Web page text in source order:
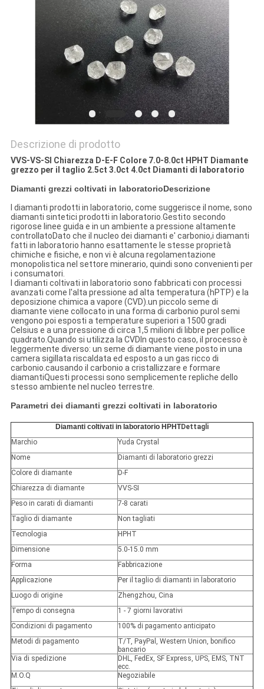
Descrizione di prodotto
VVS-VS-SI Chiarezza D-E-F Colore 7.0-8.0ct HPHT Diamante
grezzo per il taglio 2.5ct 3.0ct 4.0ct Diamanti di laboratorio
Diamanti grezzi coltivati in laboratorioDescrizione
I diamanti prodotti in laboratorio, come suggerisce il nome, sono
diamanti sintetici prodotti in laboratorio.Gestito secondo
rigorose linee guida e in un ambiente a pressione altamente
controllatoDato che il nucleo dei diamanti e' carbonio,i diamanti
fatti in laboratorio hanno esattamente le stesse proprietà
chimiche e fisiche, e non vi è alcuna regolamentazione
monopolistica nel settore minerario, quindi sono convenienti per
i consumatori.
I diamanti coltivati in laboratorio sono fabbricati con processi
avanzati come l'alta pressione ad alta temperatura (hPTP) e la
deposizione chimica a vapore (CVD).un piccolo seme di
diamante viene collocato in una forma di carbonio puroI semi
vengono poi esposti a temperature superiori a 1500 gradi
Celsius e a una pressione di circa 1,5 milioni di libbre per pollice
quadrato.Quando si utilizza la CVDIn questo caso, il processo è
leggermente diverso: un seme di diamante viene posto in una
camera sigillata riscaldata ed esposto a un gas ricco di
carbonio.causando il carbonio a cristallizzare e formare
diamantiQuesti processi sono semplicemente repliche dello
stesso ambiente nel nucleo terrestre.
Parametri dei diamanti grezzi coltivati in laboratorio
Diamanti coltivati in laboratorio HPHTDettagli
Marchio
Yuda Crystal
Nome
Diamanti di laboratorio grezzi
Colore di diamante
D-F
Chiarezza di diamante
VVS-SI
Peso in carati di diamanti
7-8 carati
Taglio di diamante
Non tagliati
Tecnologia
HPHT
Dimensione
5.0-15.0 mm
Forma
Fabbricazione
Applicazione
Per il taglio di diamanti in laboratorio
Luogo di origine
Zhengzhou, Cina
Tempo di consegna
1 - 7 giorni lavorativi
Condizioni di pagamento
100% di pagamento anticipato
Metodi di pagamento
T/T, PayPal, Western Union, bonifico
bancario
Via di spedizione
DHL, FedEx, SF Express, UPS, EMS, TNT
ecc.
M.O.Q
Negoziabile